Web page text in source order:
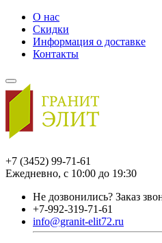
О нас
Скидки
Информация о доставке
Контакты
+7 (3452) 99-71-61
Ежедневно, с 10:00 до 19:30
Не дозвонились? Заказ
+7-992-319-71-61
info@granit-elit72.ru